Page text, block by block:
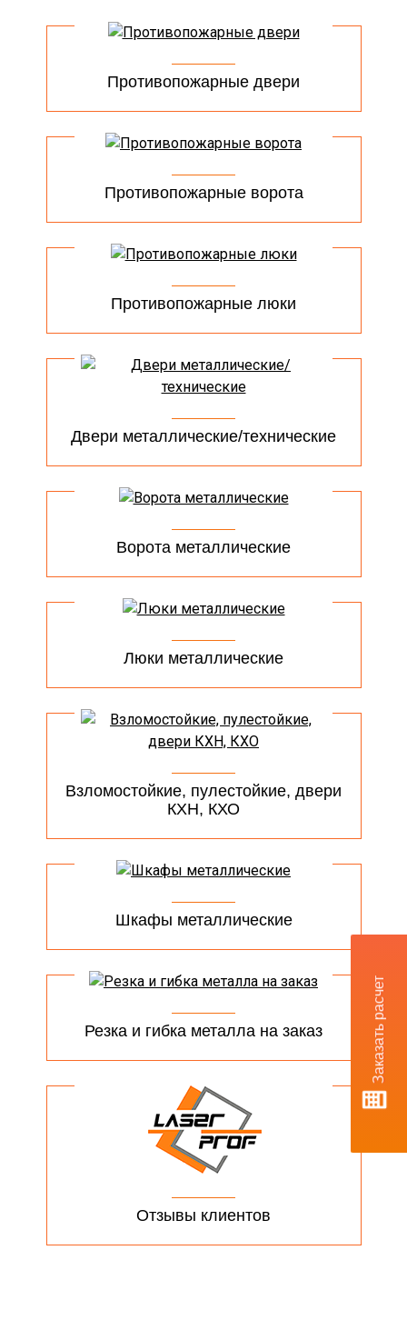
Заказать расчет
Противопожарные двери
Противопожарные ворота
Противопожарные люки
Двери металлические/технические
Ворота металлические
Люки металлические
Взломостойкие, пулестойкие, двери
КХН, КХО
Шкафы металлические
Резка и гибка металла на заказ
Отзывы клиентов